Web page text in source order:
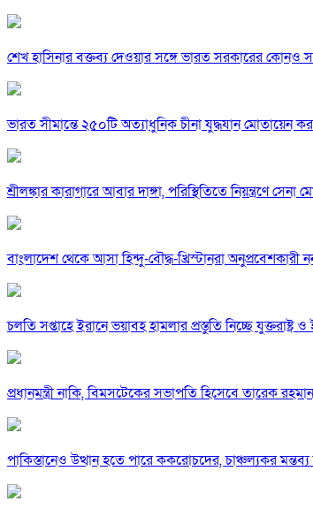
শেখ হাসিনার বক্তব্য দেওয়ার সঙ্গে ভারত সরকারের কোনও
ভারত সীমান্তে ২৫০টি অত্যাধুনিক চীনা যুদ্ধযান মোতায়েন
শ্রীলঙ্কার কারাগারে আবার দাঙ্গা, পরিস্থিতিতে নিয়ন্ত্রণে সেনা
বাংলাদেশ থেকে আসা হিন্দু-বৌদ্ধ-খ্রিস্টানরা অনুপ্রবেশকারী
চলতি সপ্তাহে ইরানে ভয়াবহ হামলার প্রস্তুতি নিচ্ছে যুক্তরাষ্ট্র
প্রধানমন্ত্রী নাকি, বিমসটেকের সভাপতি হিসেবে তারেক
পাকিস্তানেও উত্থান হতে পারে ককরোচদের, চাঞ্চল্যকর